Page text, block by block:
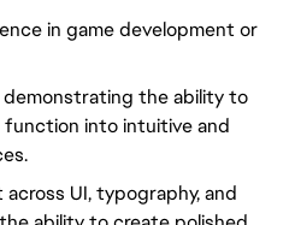
in game development or
the ability to
into intuitive and
UI, typography, and